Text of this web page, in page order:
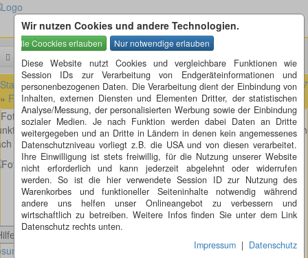
Wir nutzen Cookies und andere Technologien.
Diese Website nutzt Cookies und vergleichbare Funktionen wie
Session IDs zur Verarbeitung von Endgeräteinformationen und
personenbezogenen Daten. Die Verarbeitung dient der Einbindung von
Inhalten, externen Diensten und Elementen Dritter, der statistischen
Analyse/Messung, der personalisierten Werbung sowie der Einbindung
sozialer Medien. Je nach Funktion werden dabei Daten an Dritte
weitergegeben und an Dritte in Ländern in denen kein angemessenes
Datenschutzniveau vorliegt z.B. die USA und von diesen verarbeitet.
Ihre Einwilligung ist stets freiwillig, für die Nutzung unserer Website
nicht erforderlich und kann jederzeit abgelehnt oder widerrufen
werden. So ist die hier verwendete Session ID zur Nutzung des
Warenkorbes und funktioneller Seiteninhalte notwendig während
andere uns helfen unser Onlineangebot zu verbessern und
wirtschaftlich zu betreiben. Weitere Infos finden Sie unter dem Link
Datenschutz rechts unten.
Impressum | Datenschutz
Startseite » Fotorätsel » Fotorätsel 101 bis 200 » Fotorätsel 161 bis
» Fotorätsel 168
Fotorätsel 168
Punkt, Komma, Strich fertig ist das Mondgesicht. Obwohl, sieht
der Venus aus, oder?
anzeigen
Fotorätsel 168 anzeigen